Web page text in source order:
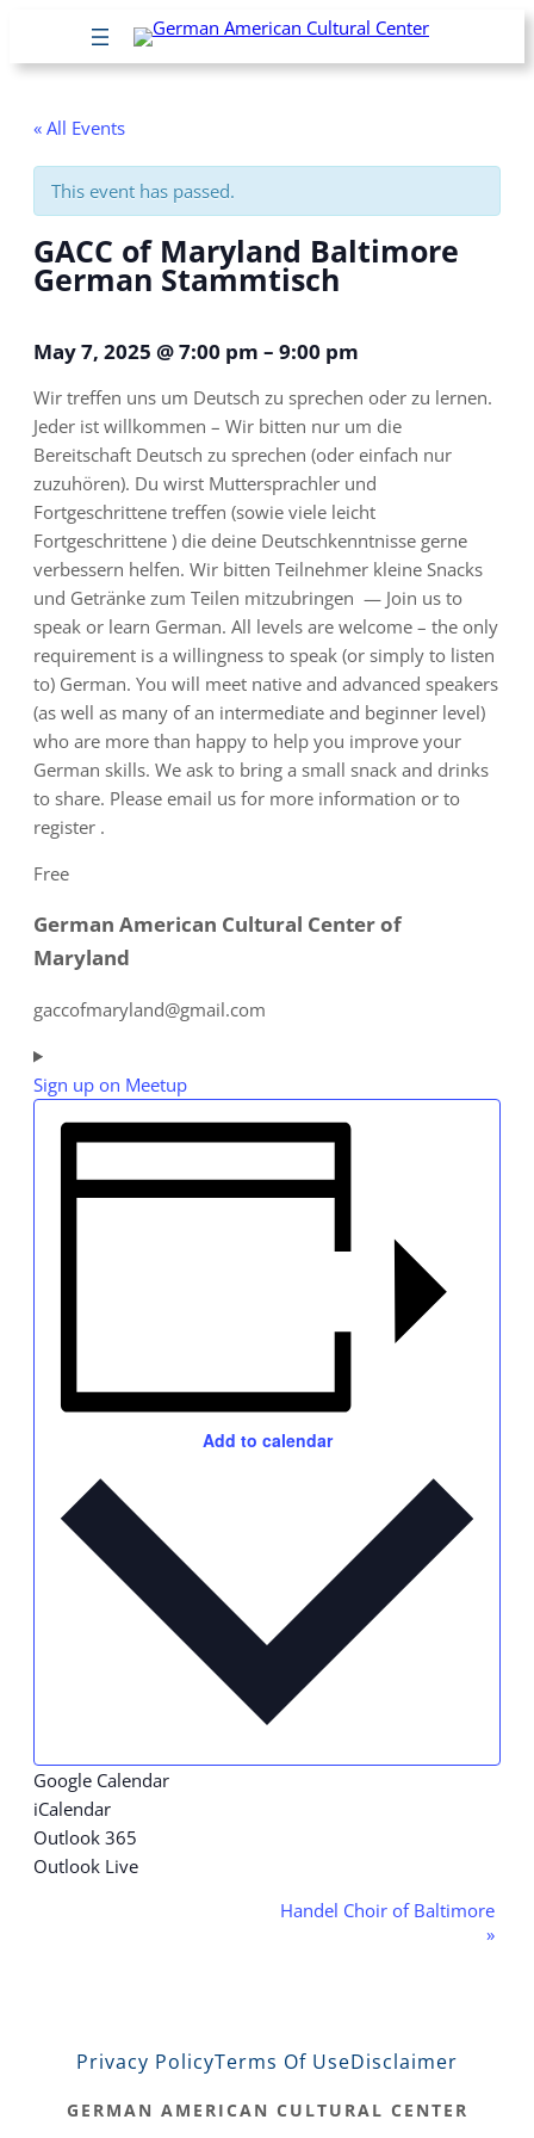
« All Events
This event has passed.
GACC of Maryland Baltimore
German Stammtisch
May 7, 2025 @7:00 pm – 9:00 pm
Wir treffen uns um Deutsch zu sprechen oder zu lernen.
Jeder ist willkommen – Wir bitten nur um die
Bereitschaft Deutsch zu sprechen (oder einfach nur
zuzuhören). Du wirst Muttersprachler und
Fortgeschrittene treffen (sowie viele leicht
Fortgeschrittene ) die deine Deutschkenntnisse gerne
verbessern helfen. Wir bitten Teilnehmer kleine Snacks
und Getränke zum Teilen mitzubringen — Join us to
speak or learn German. All levels are welcome – the only
requirement is a willingness to speak (or simply to listen
to) German. You will meet native and advanced speakers
(as well as many of an intermediate and beginner level)
who are more than happy to help you improve your
German skills. We ask to bring a small snack and drinks
to share. Please email us for more information or to
register .
Free
German American Cultural Center of
Maryland
gaccofmaryland@gmail.com
Sign up on Meetup
Add to calendar
Google Calendar
iCalendar
Outlook 365
Outlook Live
Handel Choir of Baltimore
»
Privacy PolicyTerms Of UseDisclaimer
GERMAN AMERICAN CULTURAL CENTER